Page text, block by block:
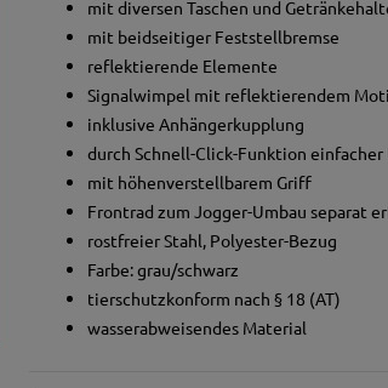
mit diversen Taschen und
mit beidseitiger Feststellbremse
reflektierende Elemente
Signalwimpel mit reflektierendem
inklusive Anhängerkupplung
durch Schnell-Click-Funktion
mit höhenverstellbarem Griff
Frontrad zum Jogger-Umbau separat
rostfreier Stahl, Polyester-Bezug
Farbe: grau/schwarz
tierschutzkonform nach § 18 (AT)
wasserabweisendes Material